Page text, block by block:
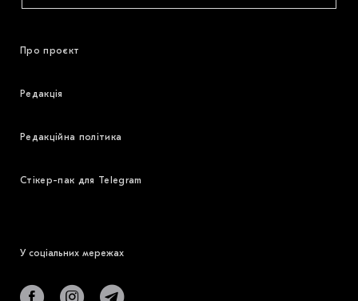
Про проєкт
Редакція
Редакційна політика
Стікер-пак для Telegram
У соціальних мережах